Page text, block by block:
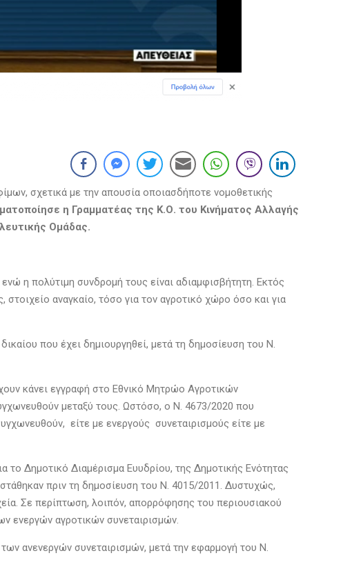
σχετικά με την απουσία οποιασδήποτε νομοθετικής
η Γραμματέας της Κ.Ο. του Κινήματος Αλλαγής
Ομάδας.
ενώ η πολύτιμη συνδρομή τους είναι αδιαμφισβήτητη. Εκτός
αναγκαίο, τόσο για τον αγροτικό χώρο όσο και για
που έχει δημιουργηθεί, μετά τη δημοσίευση του Ν.
κάνει εγγραφή στο Εθνικό Μητρώο Αγροτικών
μεταξύ τους. Ωστόσο, ο Ν. 4673/2020 που
είτε με ενεργούς συνεταιρισμούς είτε με
το Δημοτικό Διαμέρισμα Ευυδρίου, της Δημοτικής Ενότητας
πριν τη δημοσίευση του Ν. 4015/2011. Δυστυχώς,
Σε περίπτωση, λοιπόν, απορρόφησης του περιουσιακού
ενεργών αγροτικών συνεταιρισμών.
ανενεργών συνεταιρισμών, μετά την εφαρμογή του Ν.